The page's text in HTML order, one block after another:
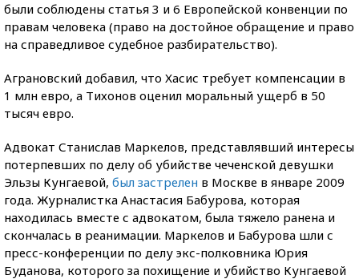
были соблюдены статья 3 и 6 Европейской конвенции по
правам человека (право на достойное обращение и право
на справедливое судебное разбирательство).
Аграновский добавил, что Хасис требует компенсации в
1 млн евро, а Тихонов оценил моральный ущерб в 50
тысяч евро.
Адвокат Станислав Маркелов, представлявший интересы
потерпевших по делу об убийстве чеченской девушки
Эльзы Кунгаевой, был застрелен в Москве в январе 2009
года. Журналистка Анастасия Бабурова, которая
находилась вместе с адвокатом, была тяжело ранена и
скончалась в реанимации. Маркелов и Бабурова шли с
пресс-конференции по делу экс-полковника Юрия
Буданова, которого за похищение и убийство Кунгаевой